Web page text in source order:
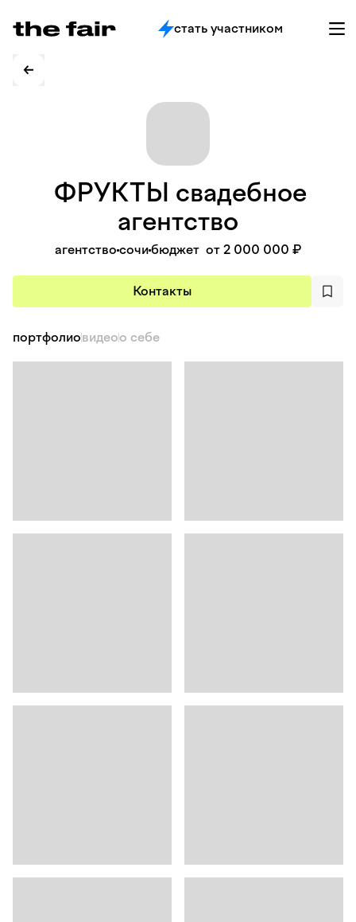
стать участником
ФРУКТЫ свадебное
агентство
агентство сочибюджет от 2 000 000 ₽
Контакты
портфолиовидеоо себе